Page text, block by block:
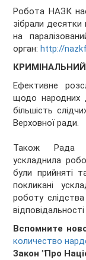
Робота НАЗК
зібрали
на
орган:http://
Ефективне
щодо народних
більшість
Верховної ради.
Також Рада
ускладнила
були прийняті
покликані
роботу
Вспомните
количество
Закон "Про